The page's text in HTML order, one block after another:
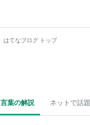
はてなブログ トップ
言葉の解説 ネットで話題